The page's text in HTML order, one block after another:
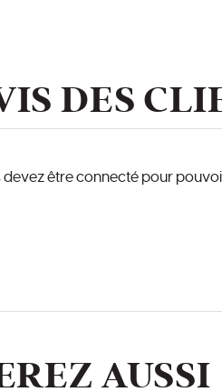
DES
devez être connecté pour
AUSSI